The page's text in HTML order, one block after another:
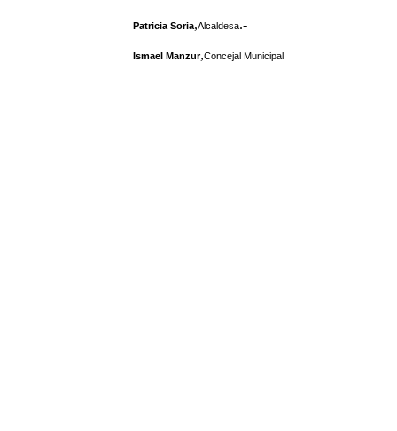
Patricia Soria,Alcaldesa.-
Ismael Manzur,Concejal Municipal